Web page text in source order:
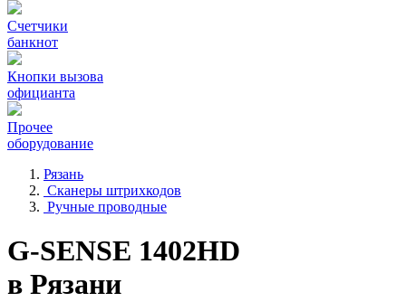
Счетчики
банкнот
Кнопки вызова
официанта
Прочее
оборудование
Рязань
Сканеры штрихкодов
Ручные проводные
G-SENSE 1402HD
в Рязани